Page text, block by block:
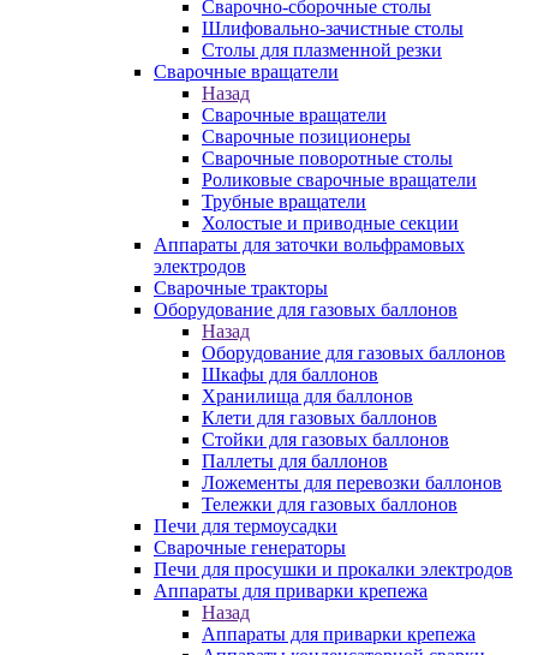
Сварочно-сборочные столы
Шлифовально-зачистные столы
Столы для плазменной резки
Сварочные вращатели
Назад
Сварочные вращатели
Сварочные позиционеры
Сварочные поворотные столы
Роликовые сварочные вращатели
Трубные вращатели
Холостые и приводные секции
Аппараты для заточки вольфрамовых
электродов
Сварочные тракторы
Оборудование для газовых баллонов
Назад
Оборудование для газовых баллонов
Шкафы для баллонов
Хранилища для баллонов
Клети для газовых баллонов
Стойки для газовых баллонов
Паллеты для баллонов
Ложементы для перевозки баллонов
Тележки для газовых баллонов
Печи для термоусадки
Сварочные генераторы
Печи для просушки и прокалки электродов
Аппараты для приварки крепежа
Назад
Аппараты для приварки крепежа